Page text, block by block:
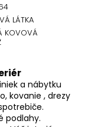
LÁTKA
KOVOVÁ
a nábytku
kovanie , drezy
podlahy.